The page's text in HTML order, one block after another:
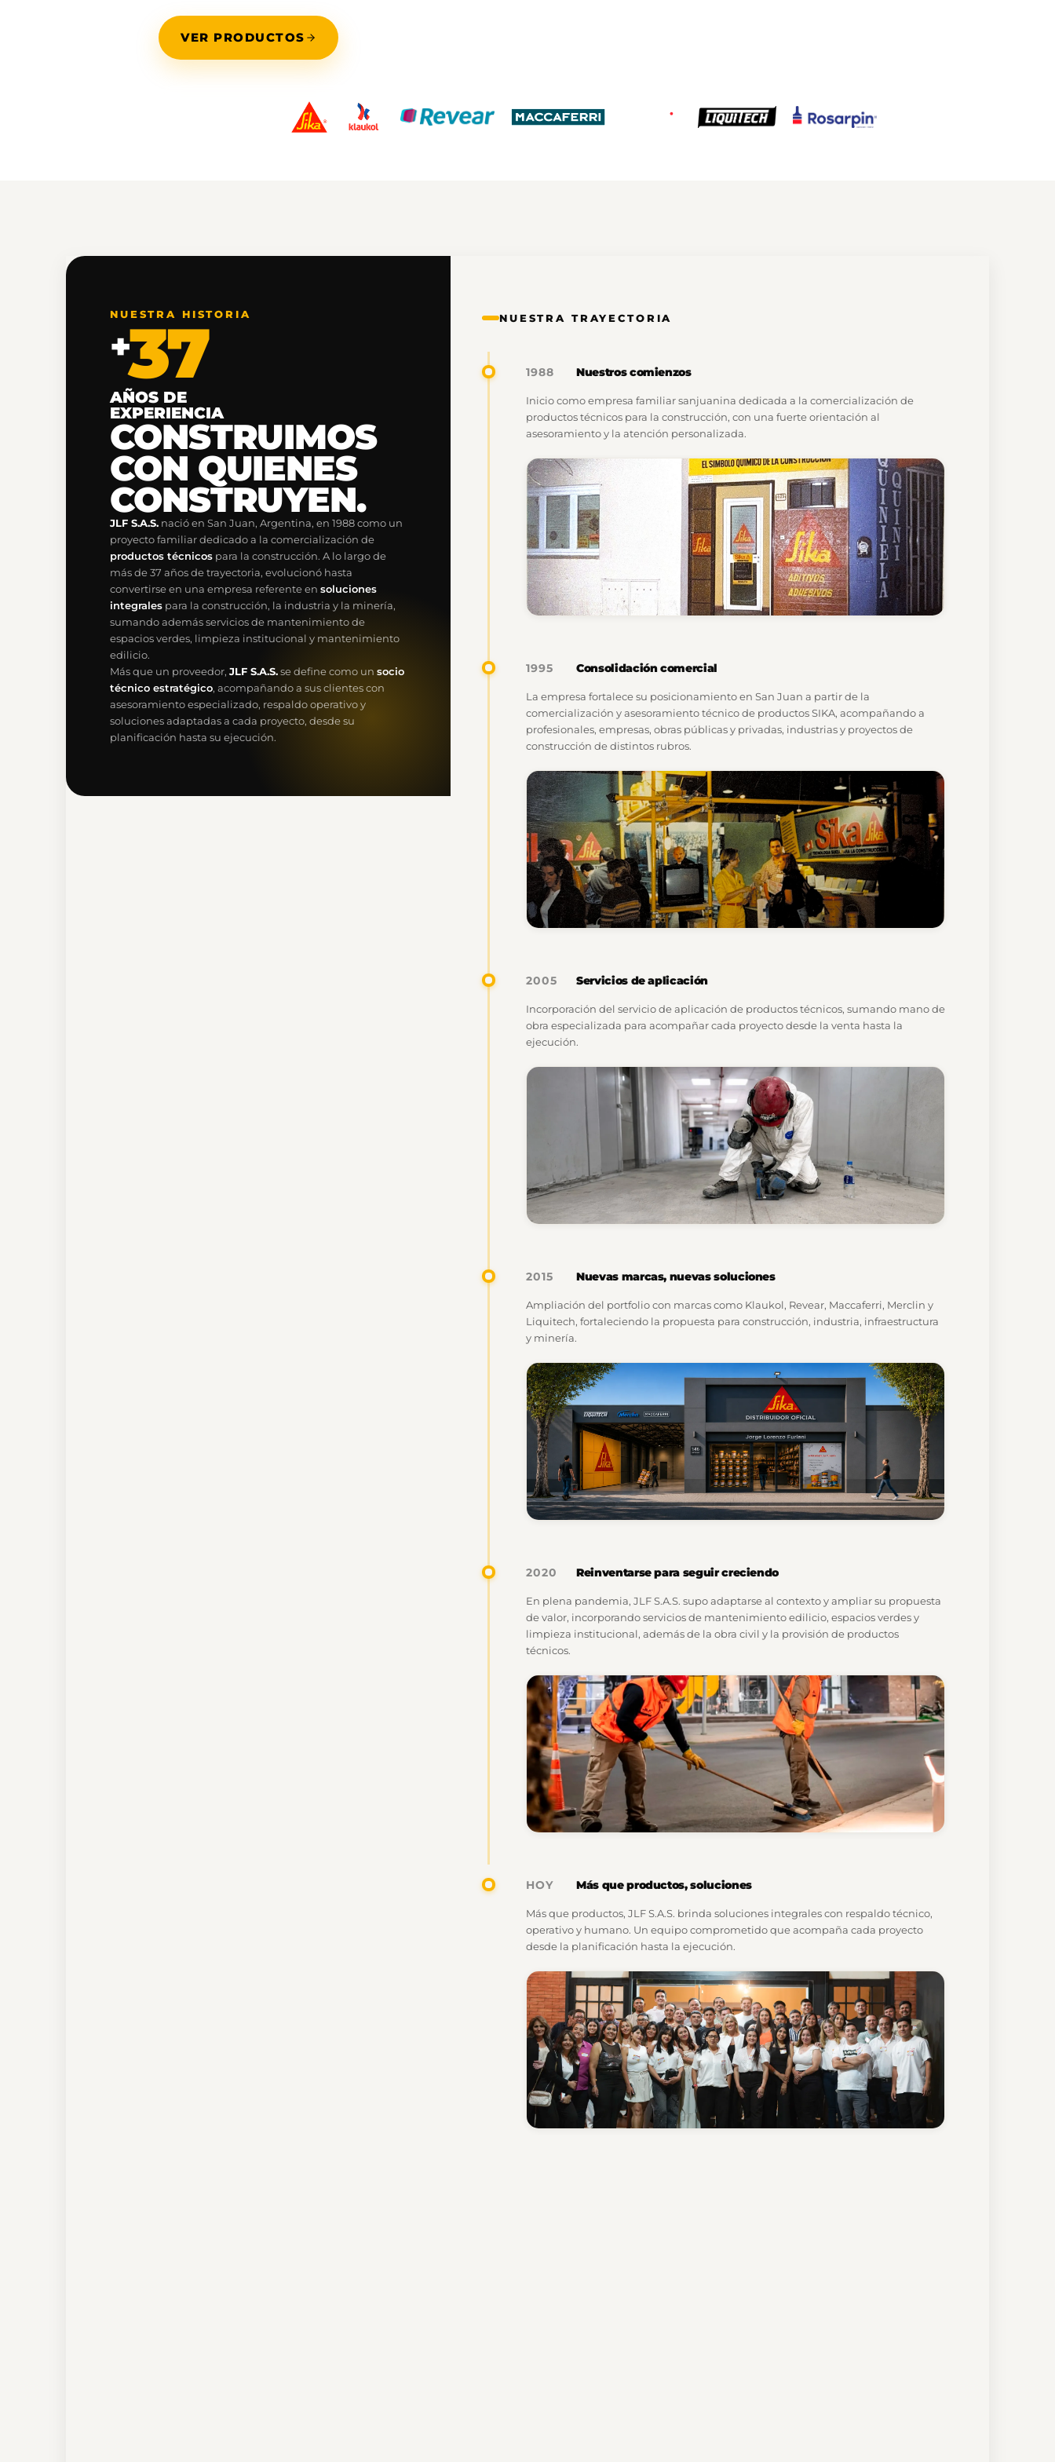
VER PRODUCTOS
NUESTRA HISTORIA
+37
AÑOS DE
EXPERIENCIA
CONSTRUIMOS
CON QUIENES
CONSTRUYEN.
JLF S.A.S. nació en San Juan, Argentina, en 1988 como un
proyecto familiar dedicado a la comercialización de
productos técnicos para la construcción. A lo largo de
más de 37 años de trayectoria, evolucionó hasta
convertirse en una empresa referente en soluciones
integrales para la construcción, la industria y la minería,
sumando además servicios de mantenimiento de
espacios verdes, limpieza institucional y mantenimiento
edilicio.
Más que un proveedor, JLF S.A.S.se define como un socio
técnico estratégico, acompañando a sus clientes con
asesoramiento especializado, respaldo operativo y
soluciones adaptadas a cada proyecto, desde su
planificación hasta su ejecución.
NUESTRA TRAYECTORIA
1988 Nuestros comienzos
Inicio como empresa familiar sanjuanina dedicada a la comercialización de
productos técnicos para la construcción, con una fuerte orientación al
asesoramiento y la atención personalizada.
1995 Consolidación comercial
La empresa fortalece su posicionamiento en San Juan a partir de la
comercialización y asesoramiento técnico de productos SIKA, acompañando a
profesionales, empresas, obras públicas y privadas, industrias y proyectos de
construcción de distintos rubros.
2005 Servicios de aplicación
Incorporación del servicio de aplicación de productos técnicos, sumando mano de
obra especializada para acompañar cada proyecto desde la venta hasta la
ejecución.
2015 Nuevas marcas, nuevas soluciones
Ampliación del portfolio con marcas como Klaukol, Revear, Maccaferri, Merclin y
Liquitech, fortaleciendo la propuesta para construcción, industria, infraestructura
y minería.
2020 Reinventarse para seguir creciendo
En plena pandemia, JLF S.A.S. supo adaptarse al contexto y ampliar su propuesta
de valor, incorporando servicios de mantenimiento edilicio, espacios verdes y
limpieza institucional, además de la obra civil y la provisión de productos
técnicos.
HOY Más que productos, soluciones
Más que productos, JLF S.A.S. brinda soluciones integrales con respaldo técnico,
operativo y humano. Un equipo comprometido que acompaña cada proyecto
desde la planificación hasta la ejecución.